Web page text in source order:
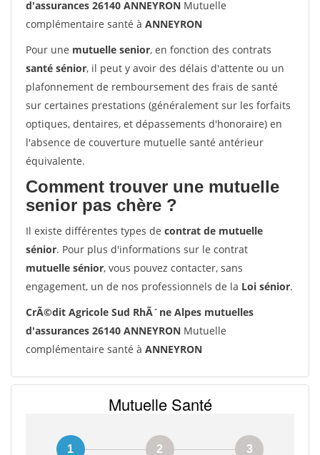
d'assurances 26140 ANNEYRON Mutuelle
complémentaire santé à ANNEYRON
Pour une mutuelle senior, en fonction des contrats
santé sénior, il peut y avoir des délais d'attente ou un
plafonnement de remboursement des frais de santé
sur certaines prestations (généralement sur les forfaits
optiques, dentaires, et dépassements d'honoraire) en
l'absence de couverture mutuelle santé antérieur
équivalente.
Comment trouver une mutuelle
senior pas chère ?
Il existe différentes types de contrat de mutuelle
sénior. Pour plus d'informations sur le contrat
mutuelle sénior, vous pouvez contacter, sans
engagement, un de nos professionnels de la Loi sénior.
CrÃ©dit Agricole Sud RhÃ´ne Alpes mutuelles
d'assurances 26140 ANNEYRON Mutuelle
complémentaire santé à ANNEYRON